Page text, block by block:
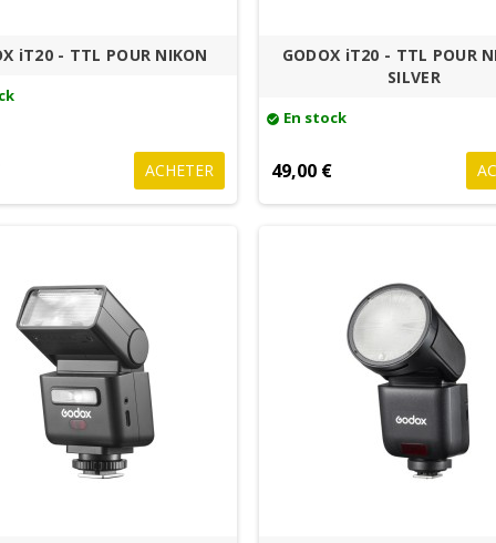
iT20 - TTL POUR NIKON
ACHETER
GODOX iT20 - TTL POUR
SILVER
check_circle En stock
49,00 €